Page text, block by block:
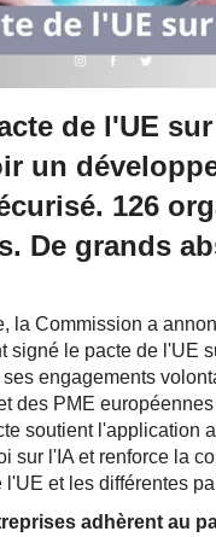
de l'UE
un
126
De grands
la Commission a
signé le pacte de l'UE
engagements
des PME
soutient l'application
sur l'IA et renforce la
l'UE et les différentes
adhèrent au